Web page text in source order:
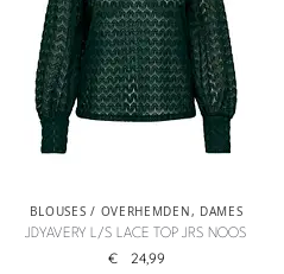
BLOUSES / OVERHEMDEN, DAMES
JDYAVERY L/S LACE TOP JRS NOOS
€ 24,99